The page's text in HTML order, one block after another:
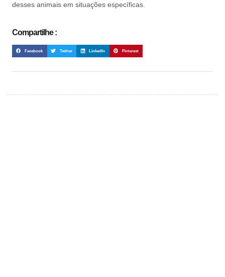
desses animais em situações específicas.
Compartilhe :
Facebook Twitter LinkedIn Pinterest